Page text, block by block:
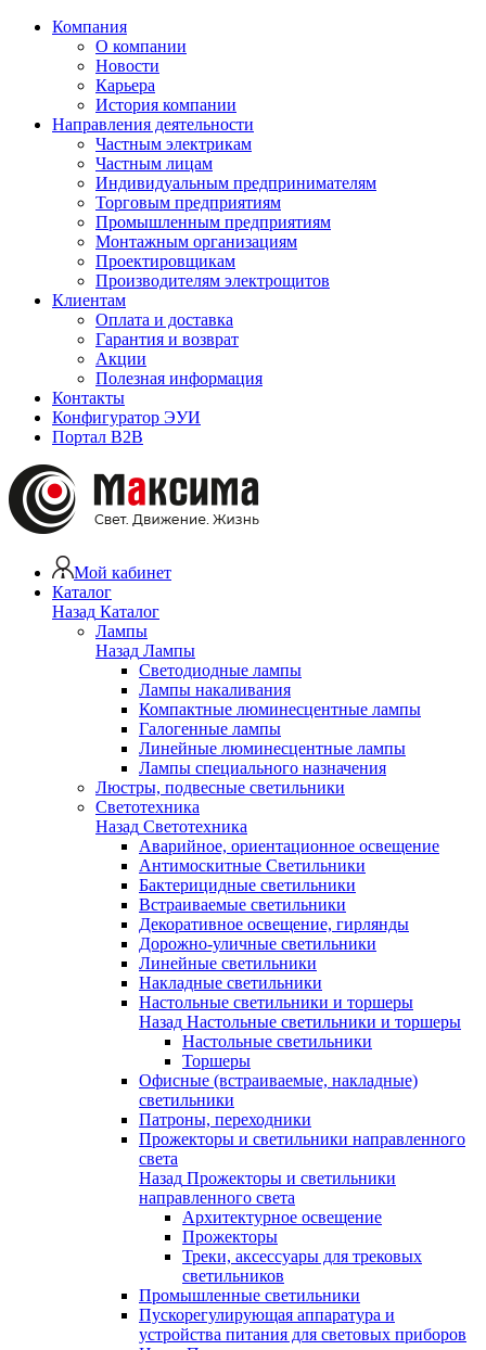
Компания
О компании
Новости
Карьера
История компании
Направления деятельности
Частным электрикам
Частным лицам
Индивидуальным предпринимателям
Торговым предприятиям
Промышленным предприятиям
Монтажным организациям
Проектировщикам
Производителям электрощитов
Клиентам
Оплата и доставка
Гарантия и возврат
Акции
Полезная информация
Контакты
Конфигуратор ЭУИ
Портал B2B
Мой кабинет
Каталог
Назад Каталог
Лампы
Назад Лампы
Светодиодные лампы
Лампы накаливания
Компактные люминесцентные лампы
Галогенные лампы
Линейные люминесцентные лампы
Лампы специального назначения
Люстры, подвесные светильники
Светотехника
Назад Светотехника
Аварийное, ориентационное освещение
Антимоскитные Светильники
Бактерицидные светильники
Встраиваемые светильники
Декоративное освещение, гирлянды
Дорожно-уличные светильники
Линейные светильники
Накладные светильники
Настольные светильники и торшеры
Назад Настольные светильники и торшеры
Настольные светильники
Торшеры
Офисные (встраиваемые, накладные)
светильники
Патроны, переходники
Прожекторы и светильники направленного
света
Назад Прожекторы и светильники
направленного света
Архитектурное освещение
Прожекторы
Треки, аксессуары для трековых
светильников
Промышленные светильники
Пускорегулирующая аппаратура и
устройства питания для световых приборов